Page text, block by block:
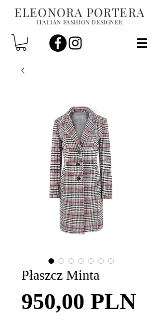
ELEONORA PORTERA
ITALIAN FASHION DESIGNER
Płaszcz Minta
950,00 PLN